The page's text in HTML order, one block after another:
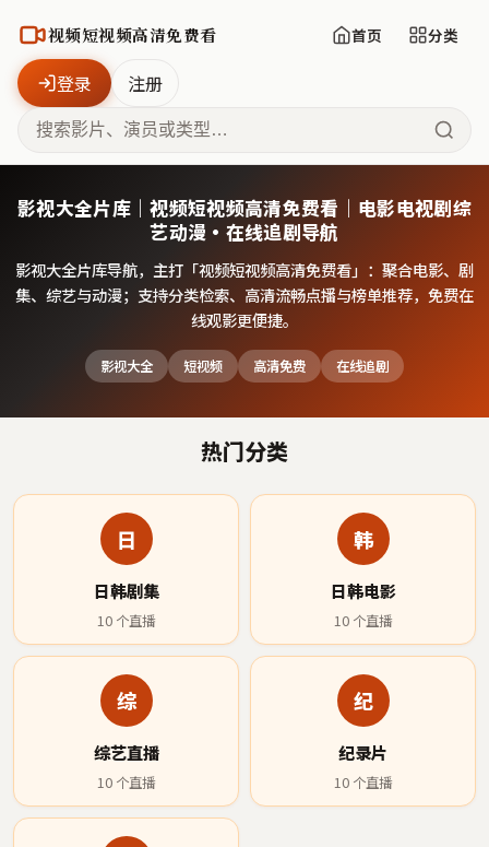
视频短视频高清免费看 首页 分类
登录 注册
影视大全片库｜视频短视频高清免费看｜电影电视剧综
艺动漫·在线追剧导航
影视大全片库导航，主打「视频短视频高清免费看」：聚合电影、剧
集、综艺与动漫；支持分类检索、高清流畅点播与榜单推荐，免费在
线观影更便捷。
影视大全 短视频 高清免费 在线追剧
热门分类
日
日韩剧集
10 个直播
韩
日韩电影
10 个直播
综
综艺直播
10 个直播
纪
纪录片
10 个直播